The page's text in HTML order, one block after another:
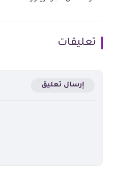
تعليقات
إرسال تعليق